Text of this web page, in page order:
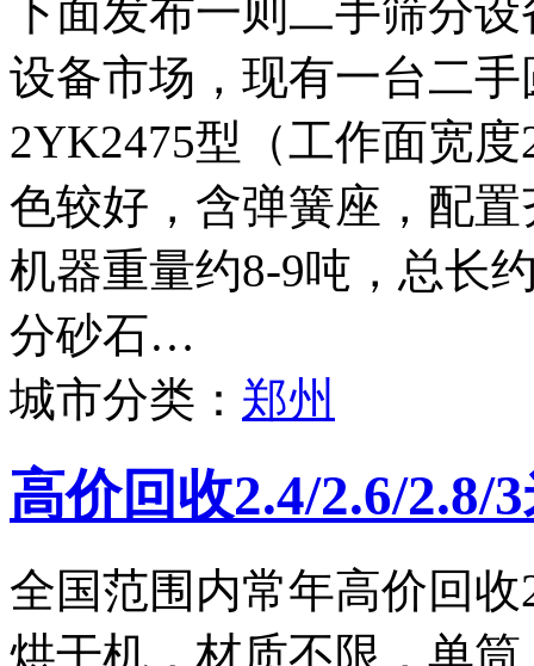
下面发布一则二手筛分
设备市场，现有一台二
2YK2475型（工作面宽
色较好，含弹簧座，配
机器重量约8-9吨，总长
分砂石…
城市分类： 郑州
高价回收2.4/2.6/2.8/
全国范围内常年高价回收
烘干机，材质不限，单